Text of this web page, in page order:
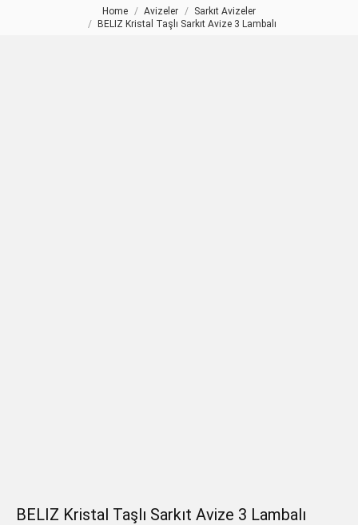
Home Avizeler
Sarkıt Avizeler
BELIZ Kristal Taşlı Sarkıt Avize 3 Lambalı
BELIZ Kristal Taşlı Sarkıt Avize 3 Lambalı